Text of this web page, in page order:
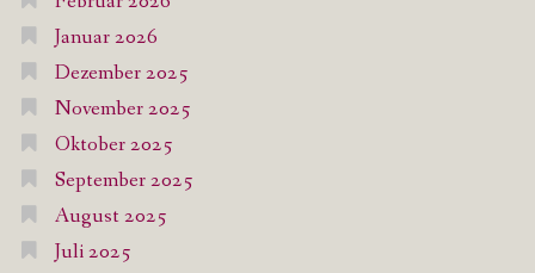
Januar 2026
Dezember 2025
November 2025
Oktober 2025
September 2025
August 2025
Juli 2025